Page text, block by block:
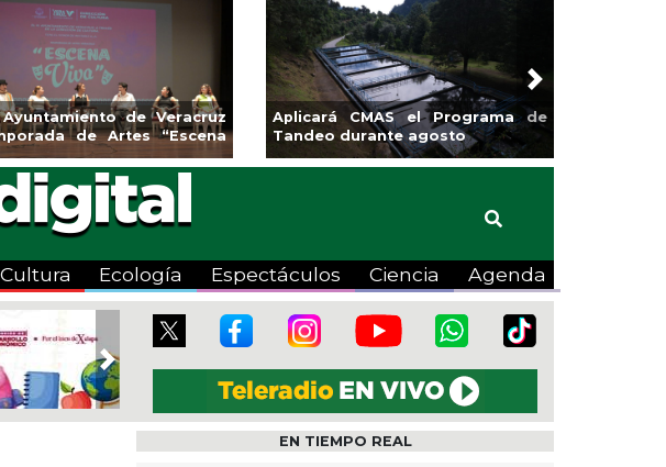
de Veracruz
de Artes “Escena
Aplicará CMAS el Programa de
Tandeo durante agosto
Next
Cultura Ecología Espectáculos Ciencia Agenda
Next
EN TIEMPO REAL